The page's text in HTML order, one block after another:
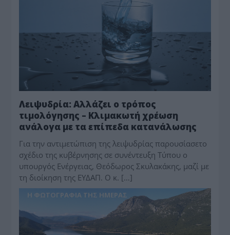
Λειψυδρία: Αλλάζει ο τρόπος
τιμολόγησης – Κλιμακωτή χρέωση
ανάλογα με τα επίπεδα κατανάλωσης
Για την αντιμετώπιση της λειψυδρίας παρουσίασετο
σχέδιο της κυβέρνησης σε συνέντευξη Τύπου ο
υπουργός Ενέργειας, Θεόδωρος Σκυλακάκης, μαζί με
τη διοίκηση της ΕΥΔΑΠ. Ο κ. […]
Η ΦΩΤΟΓΡΑΦΊΑ ΤΗΣ ΗΜΈΡΑΣ